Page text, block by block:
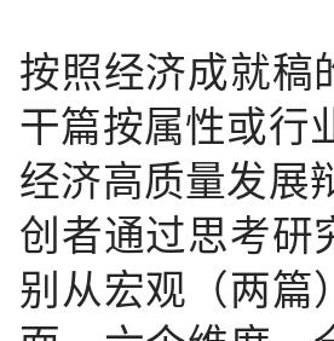
按照经济成就稿
干篇按属性或行
经济高质量发展
创者通过思考研
别从宏观（两篇